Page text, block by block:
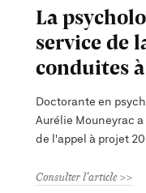
La
service de
conduites
Doctorante en
Aurélie Mouneyrac
de l'appel à projet
Consulter l'article